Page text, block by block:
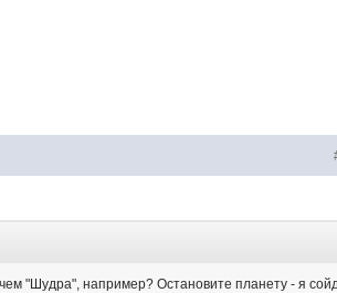
"Шудра", например? Остановите планету - я